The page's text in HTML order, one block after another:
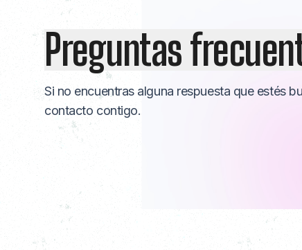
Preguntas
Si no encuentras alguna respuesta que estés
contacto contigo.